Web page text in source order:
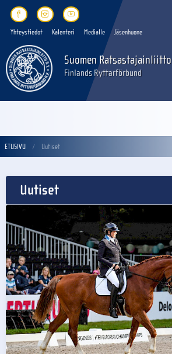
Yhteystiedot Kalenteri Medialle Jäsenhuone
Suomen Ratsastajainliitto
Finlands Ryttarförbund
ETUSIVU Uutiset
Uutiset